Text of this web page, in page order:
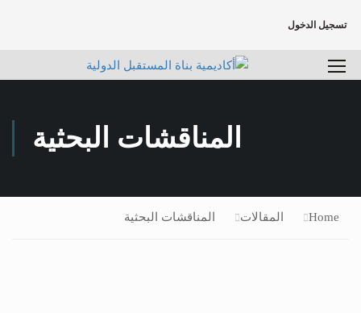
تسجيل الدخول
المناقشات البحثية
Home المقالات المناقشات البحثية